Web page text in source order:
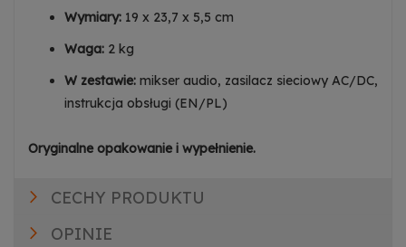
Wymiary: 19 x 23,7 x 5,5 cm
Waga: 2 kg
W zestawie: mikser audio, zasilacz sieciowy AC/DC,
instrukcja obsługi (EN/PL)
Oryginalne opakowanie i wypełnienie.
CECHY PRODUKTU
OPINIE